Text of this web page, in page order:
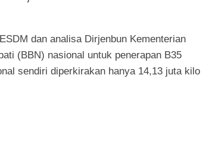
dan analisa Dirjenbun Kementerian
(BBN) nasional untuk penerapan B35
sendiri diperkirakan hanya 14,13 juta kilo